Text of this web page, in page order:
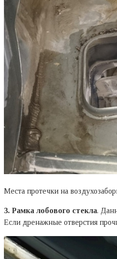
Места протечки на
3. Рамка лобового стекла.
Если дренажные отверстия